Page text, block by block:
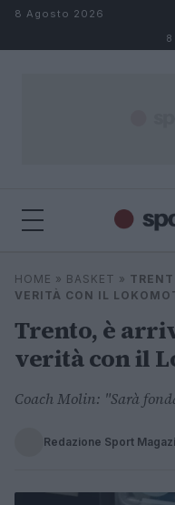
Salta al contenuto
8 Agosto 2026
8
Cerca
HOME » BASKET »
VERITÀ CON IL
Trento, è
verità con il
Coach Molin: "Sarà
Redazione Sport